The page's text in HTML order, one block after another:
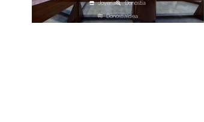
Joyería Donostia
Donostialdea